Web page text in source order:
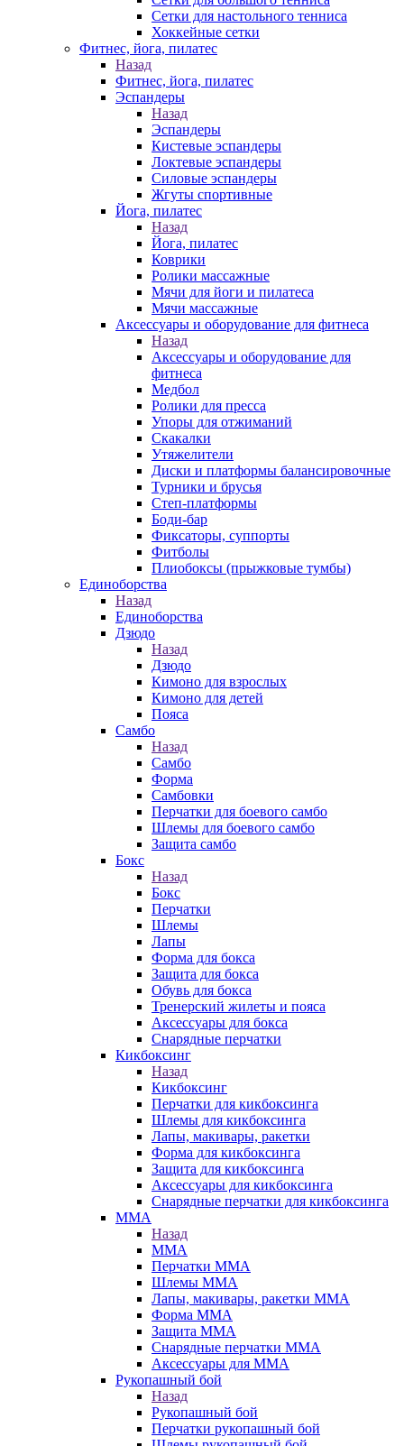
Сетки для настольного тенниса
Хоккейные сетки
Фитнес, йога, пилатес
Назад
Фитнес, йога, пилатес
Эспандеры
Назад
Эспандеры
Кистевые эспандеры
Локтевые эспандеры
Силовые эспандеры
Жгуты спортивные
Йога, пилатес
Назад
Йога, пилатес
Коврики
Ролики массажные
Мячи для йоги и пилатеса
Мячи массажные
Аксессуары и оборудование для фитнеса
Назад
Аксессуары и оборудование для
фитнеса
Медбол
Ролики для пресса
Упоры для отжиманий
Скакалки
Утяжелители
Диски и платформы балансировочные
Турники и брусья
Степ-платформы
Боди-бар
Фиксаторы, суппорты
Фитболы
Плиобоксы (прыжковые тумбы)
Единоборства
Назад
Единоборства
Дзюдо
Назад
Дзюдо
Кимоно для взрослых
Кимоно для детей
Пояса
Самбо
Назад
Самбо
Форма
Самбовки
Перчатки для боевого самбо
Шлемы для боевого самбо
Защита самбо
Бокс
Назад
Бокс
Перчатки
Шлемы
Лапы
Форма для бокса
Защита для бокса
Обувь для бокса
Тренерский жилеты и пояса
Аксессуары для бокса
Снарядные перчатки
Кикбоксинг
Назад
Кикбоксинг
Перчатки для кикбоксинга
Шлемы для кикбоксинга
Лапы, макивары, ракетки
Форма для кикбоксинга
Защита для кикбоксинга
Аксессуары для кикбоксинга
Снарядные перчатки для кикбоксинга
ММА
Назад
ММА
Перчатки ММА
Шлемы ММА
Лапы, макивары, ракетки ММА
Форма ММА
Защита ММА
Снарядные перчатки ММА
Аксессуары для ММА
Рукопашный бой
Назад
Рукопашный бой
Перчатки рукопашный бой